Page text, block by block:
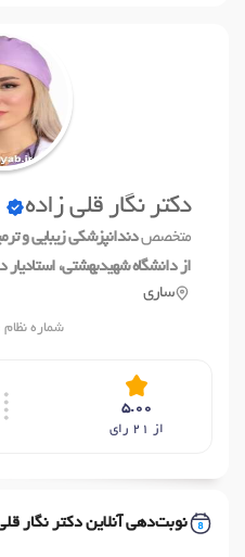
دکتر نگار قلی زاده
متخصصدندانپزشکی زیبایی و
از دانشگاه شهیدبهشتی،
ساری
شماره نظام
5.00
از 21 رای
نوبت‌دهی آنلاین دکتر نگار